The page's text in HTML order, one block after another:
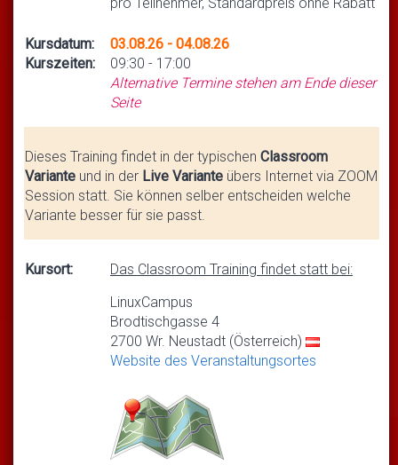
Kursdatum:
Kurszeiten:
03.08.26 - 04.08.26
09:30 - 17:00
Alternative Termine stehen am Ende dieser
Seite
Dieses Training findet in der typischen Classroom
Variante und in der Live Variante übers Internet via ZOOM
Session statt. Sie können selber entscheiden welche
Variante besser für sie passt.
Kursort:
Das Classroom Training findet statt bei:
LinuxCampus
Brodtischgasse 4
2700 Wr. Neustadt (Österreich)
Website des Veranstaltungsortes